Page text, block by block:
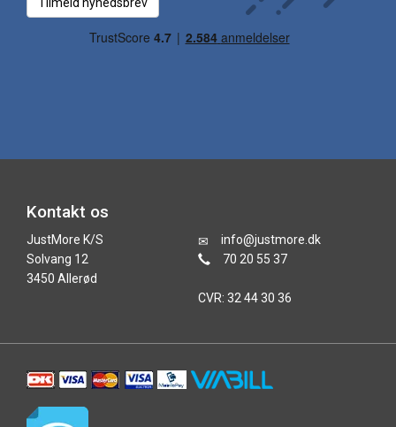
Kontakt os
JustMore K/S
Solvang 12
3450 Allerød
info@justmore.dk
70 20 55 37
CVR: 32 44 30 36